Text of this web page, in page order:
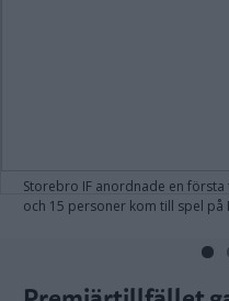
Storebro IF anordnade en
och 15 personer kom till spel på